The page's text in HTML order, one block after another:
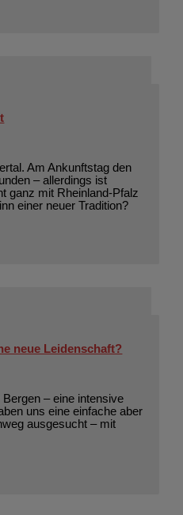
Am Ankunftstag den
– allerdings ist
ganz mit Rheinland-Pfalz
einer neuer Tradition?
neue Leidenschaft?
– eine intensive
uns eine einfache aber
ausgesucht – mit